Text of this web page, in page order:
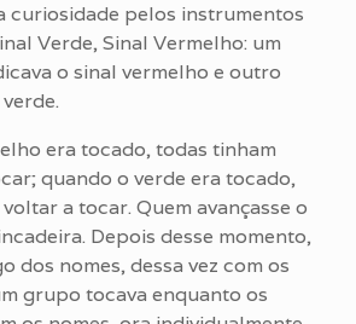
curiosidade pelos instrumentos
Verde, Sinal Vermelho: um
o sinal vermelho e outro
era tocado, todas tinham
quando o verde era tocado,
a tocar. Quem avançasse o
Depois desse momento,
dos nomes, dessa vez com os
grupo tocava enquanto os